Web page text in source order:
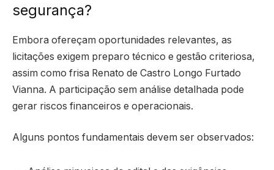
segurança?
Embora ofereçam oportunidades relevantes, as
licitações exigem preparo técnico e gestão criteriosa,
assim como frisa Renato de Castro Longo Furtado
Vianna. A participação sem análise detalhada pode
gerar riscos financeiros e operacionais.
Alguns pontos fundamentais devem ser observados: